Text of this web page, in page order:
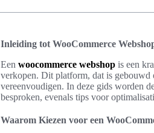
Inleiding tot WooCommerce
Een woocommerce webshop is een
verkopen. Dit platform, dat is gebouwd
vereenvoudigen. In deze gids worden
besproken, evenals tips voor
Waarom Kiezen voor een